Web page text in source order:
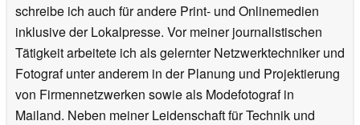
schreibe ich auch für andere Print- und Onlinemedien
inklusive der Lokalpresse. Vor meiner journalistischen
Tätigkeit arbeitete ich als gelernter Netzwerktechniker und
Fotograf unter anderem in der Planung und Projektierung
von Firmennetzwerken sowie als Modefotograf in
Mailand. Neben meiner Leidenschaft für Technik und